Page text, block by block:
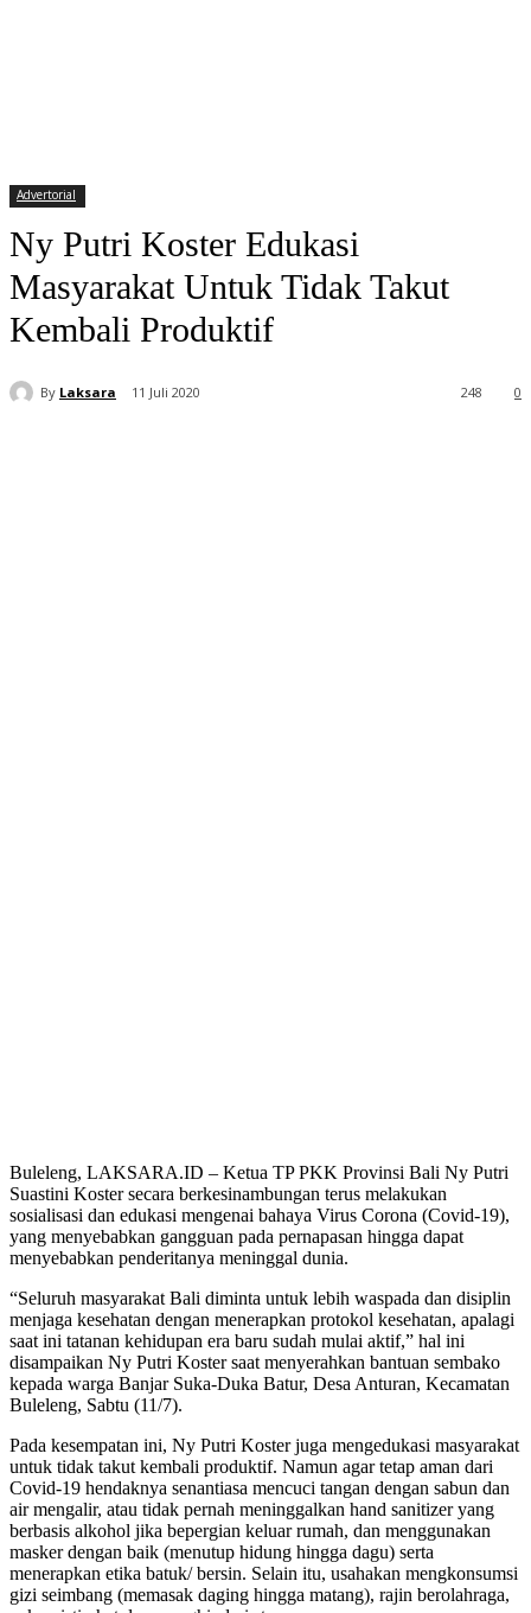
Advertorial
Ny Putri Koster Edukasi
Masyarakat Untuk Tidak Takut
Kembali Produktif
By Laksara 11 Juli 2020 0
248
Buleleng, LAKSARA.ID – Ketua TP PKK Provinsi Bali Ny Putri
Suastini Koster secara berkesinambungan terus melakukan
sosialisasi dan edukasi mengenai bahaya Virus Corona (Covid-19),
yang menyebabkan gangguan pada pernapasan hingga dapat
menyebabkan penderitanya meninggal dunia.
“Seluruh masyarakat Bali diminta untuk lebih waspada dan disiplin
menjaga kesehatan dengan menerapkan protokol kesehatan, apalagi
saat ini tatanan kehidupan era baru sudah mulai aktif,” hal ini
disampaikan Ny Putri Koster saat menyerahkan bantuan sembako
kepada warga Banjar Suka-Duka Batur, Desa Anturan, Kecamatan
Buleleng, Sabtu (11/7).
Pada kesempatan ini, Ny Putri Koster juga mengedukasi masyarakat
untuk tidak takut kembali produktif. Namun agar tetap aman dari
Covid-19 hendaknya senantiasa mencuci tangan dengan sabun dan
air mengalir, atau tidak pernah meninggalkan hand sanitizer yang
berbasis alkohol jika bepergian keluar rumah, dan menggunakan
masker dengan baik (menutup hidung hingga dagu) serta
menerapkan etika batuk/ bersin. Selain itu, usahakan mengkonsumsi
gizi seimbang (memasak daging hingga matang), rajin berolahraga,